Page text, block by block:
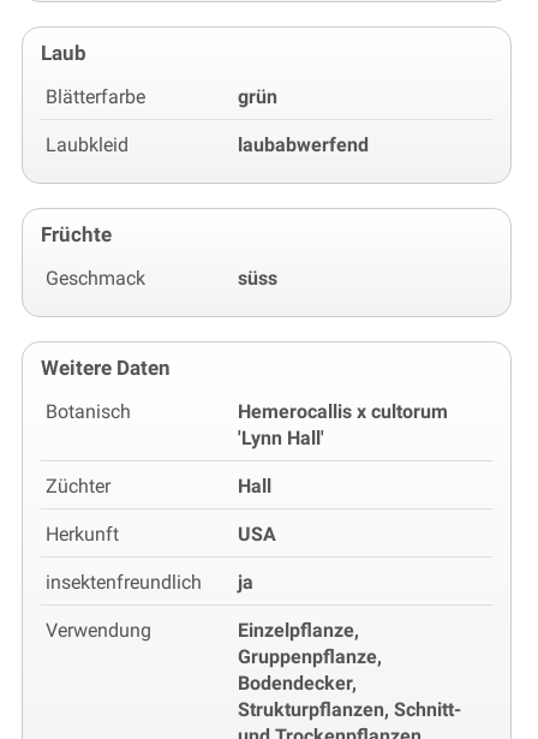
Laub
Blätterfarbe grün
Laubkleid laubabwerfend
Früchte
Geschmack süss
Weitere Daten
Botanisch
Hemerocallis x cultorum
'Lynn Hall'
Züchter Hall
Herkunft USA
insektenfreundlich ja
Verwendung
Einzelpflanze,
Gruppenpflanze,
Bodendecker,
Strukturpflanzen, Schnitt-